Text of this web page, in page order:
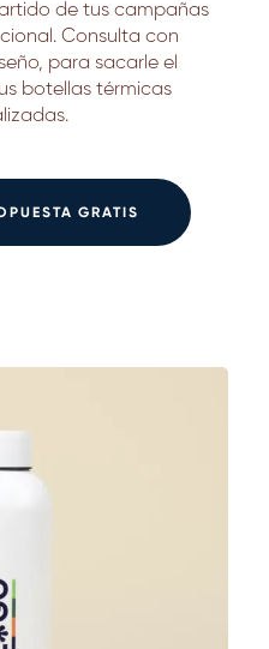
de tus campañas
Consulta con
para sacarle el
botellas térmicas
GRATIS